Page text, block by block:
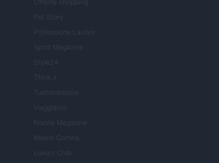
Offerte Shopping
Pet Story
Professione Lavoro
Sport Magazine
Style24
Think.it
Tuobenessere
Viaggiamo
Nonne Magazine
Milano Cortina
Luxury Club